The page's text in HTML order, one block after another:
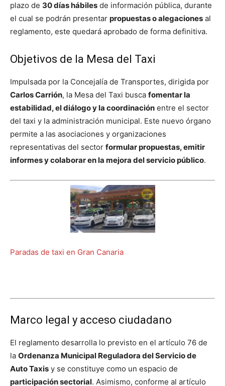
plazo de 30 días hábiles de información pública, durante
el cual se podrán presentar propuestas o alegaciones al
reglamento, este quedará aprobado de forma definitiva.
Objetivos de la Mesa del Taxi
Impulsada por la Concejalía de Transportes, dirigida por
Carlos Carrión, la Mesa del Taxi busca fomentar la
estabilidad, el diálogo y la coordinación entre el sector
del taxi y la administración municipal. Este nuevo órgano
permite a las asociaciones y organizaciones
representativas del sector formular propuestas, emitir
informes y colaborar en la mejora del servicio público.
Paradas de taxi en Gran Canaria
Marco legal y acceso ciudadano
El reglamento desarrolla lo previsto en el artículo 76 de
la Ordenanza Municipal Reguladora del Servicio de
Auto Taxis y se constituye como un espacio de
participación sectorial. Asimismo, conforme al artículo